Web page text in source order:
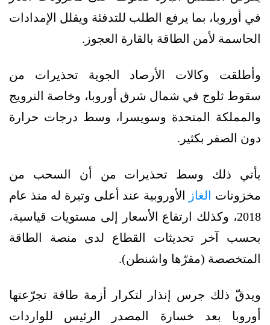
في أوروبا، بما يرفع الطلب للتدفئة ويقلل الإمدادات
الحاسمة لأمن الطاقة بالقارة العجوز.
وأطلقت وكالات الأرصاد الجوية تحذيرات من
سقوط ثلوج في شمال شرق أوروبا، وخاصة النرويج
والمملكة المتحدة وسويسرا، وسط درجات حرارة
دون الصفر بكثير.
يأتي ذلك وسط تحذيرات من أن السحب من
مخزونات
الغاز
الأوروبية عند أعلى وتيرة له منذ عام
2018، وكذلك ارتفاع الأسعار إلى مستويات قياسية،
بحسب آخر تحديثات القطاع لدى منصة الطاقة
المتخصصة (مقرّها واشنطن).
ويدقّ ذلك جرس إنذار لتكرار أزمة طاقة تجرّعتها
أوروبا بعد خسارة المصدر الرئيس للواردات